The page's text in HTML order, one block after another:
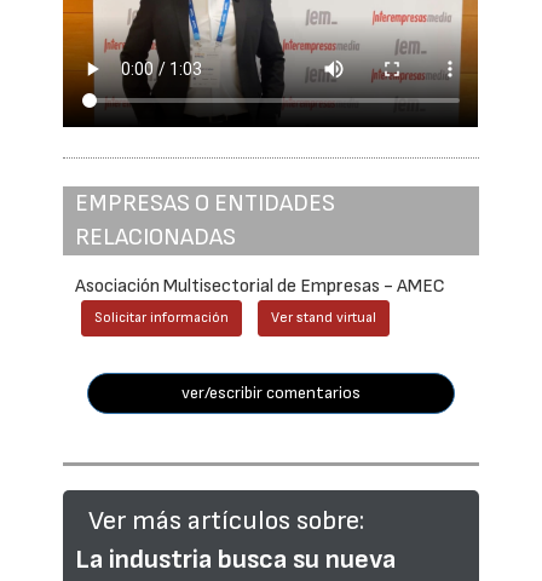
EMPRESAS O ENTIDADES
RELACIONADAS
Asociación Multisectorial de Empresas - AMEC
Solicitar información Ver stand virtual
ver/escribir comentarios
Ver más artículos sobre:
La industria busca su nueva